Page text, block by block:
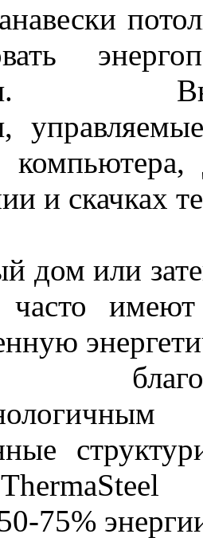
компьютера,
и скачках
дом или
часто
75%